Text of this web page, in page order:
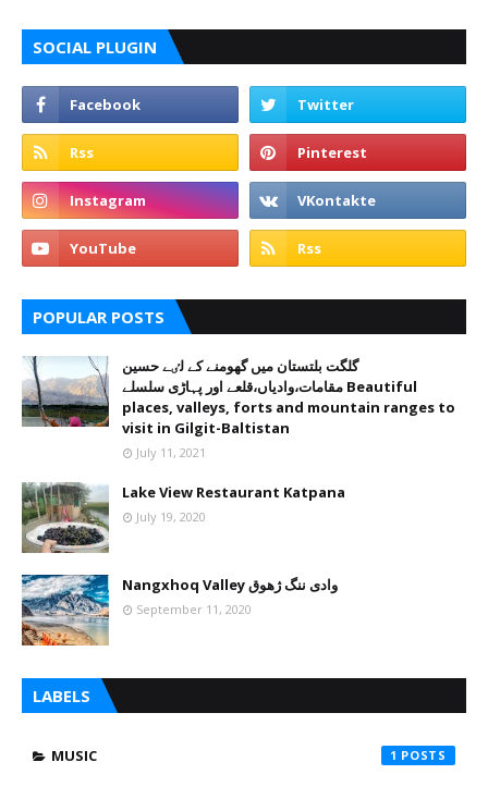
SOCIAL PLUGIN
POPULAR POSTS
گلگت بلتستان میں گھومنے کے لٸے حسین
مقامات،وادیاں،قلعے اور پہاڑی سلسلے Beautiful
places, valleys, forts and mountain ranges to
visit in Gilgit-Baltistan
July 11, 2021
Lake View Restaurant Katpana
July 19, 2020
Nangxhoq Valley وادی ننگ ژھوق
September 11, 2020
LABELS
MUSIC 1